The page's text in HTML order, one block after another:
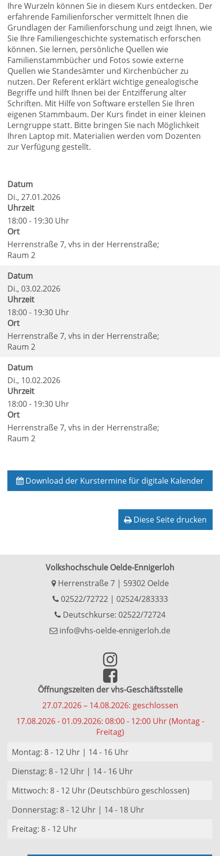
Ihre Wurzeln können Sie in diesem Kurs entdecken. Der
erfahrende Familienforscher vermittelt Ihnen die
Grundlagen der Familienforschung und zeigt Ihnen, wie
Sie Ihre Familiengeschichte systematisch erforschen
können. Sie lernen, persönliche Quellen wie
Familienstammbücher und Fotos sowie externe
Quellen wie Standesämter und Kirchenbücher zu
nutzen. Der Referent erklärt wichtige genealogische
Begriffe und hilft Ihnen bei der Entzifferung alter
Schriften. Mit Hilfe von Software erstellen Sie Ihren
eigenen Stammbaum. Der Kurs findet in einer kleinen
Lerngruppe statt. Bitte bringen Sie nach Möglichkeit
Ihren Laptop mit. Materialien werden vom Dozenten
zur Verfügung gestellt.
Datum
Di., 27.01.2026
Uhrzeit
18:00 - 19:30 Uhr
Ort
Herrenstraße 7, vhs in der Herrenstraße;
Raum 2
Datum
Di., 03.02.2026
Uhrzeit
18:00 - 19:30 Uhr
Ort
Herrenstraße 7, vhs in der Herrenstraße;
Raum 2
Datum
Di., 10.02.2026
Uhrzeit
18:00 - 19:30 Uhr
Ort
Herrenstraße 7, vhs in der Herrenstraße;
Raum 2
Download der Kurstermine für digitale Kalender
Diese Seite drucken
Volkshochschule Oelde-Ennigerloh
Herrenstraße 7 | 59302 Oelde
02522/72722| 02524/283333
Deutschkurse: 02522/72724
info@vhs-oelde-ennigerloh.de
Öffnungszeiten der vhs-Geschäftsstelle
27.07.2026 – 14.08.2026: geschlossen
17.08.2026 - 01.09.2026: 08:00 - 12:00 Uhr (Montag -
Freitag)
Montag: 8 - 12 Uhr | 14 - 16 Uhr
Dienstag: 8 - 12 Uhr | 14 - 16 Uhr
Mittwoch: 8 - 12 Uhr (Deutschbüro geschlossen)
Donnerstag: 8 - 12 Uhr | 14 - 18 Uhr
Freitag: 8 - 12 Uhr